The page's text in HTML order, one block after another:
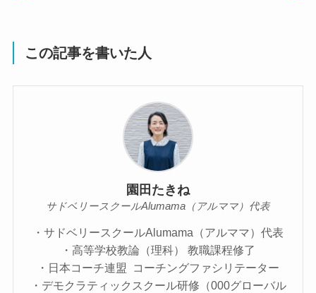
この記事を書いた人
園田たきね
サドベリースクールAlumama（アルママ）代表
・サドベリースクールAlumama（アルママ）代表
・高等学校教論（理科） 教職課程修了
・日本コーチ連盟 コーチングファシリテーター
・デモクラティックスクール研修（000グローバル